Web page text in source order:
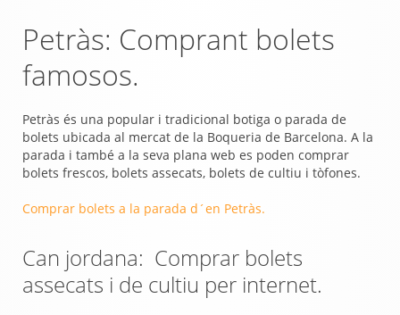
Petràs: Comprant bolets
famosos.
Petràs és una popular i tradicional botiga o parada de
bolets ubicada al mercat de la Boqueria de Barcelona. A la
parada i també a la seva plana web es poden comprar
bolets frescos, bolets assecats, bolets de cultiu i tòfones.
Comprar bolets a la parada d´en Petràs.
Can jordana: Comprar bolets
assecats i de cultiu per internet.